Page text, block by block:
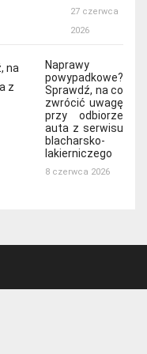
27 czerwca
2026
Naprawy
powypadkowe?
Sprawdź, na co
zwrócić uwagę
przy odbiorze
auta z serwisu
blacharsko-
lakierniczego
8 czerwca 2026